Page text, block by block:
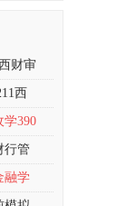
财审
西
学390
行管
融学